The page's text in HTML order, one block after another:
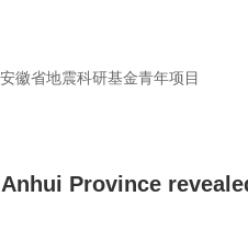
徽省地震科研基金青年项目
Province